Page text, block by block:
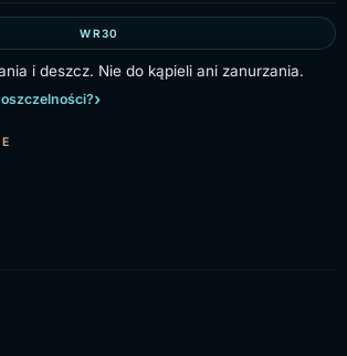
WR30
i deszcz. Nie do kąpieli ani zanurzania.